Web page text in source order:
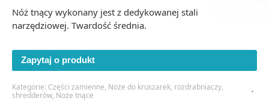
Nóż tnący wykonany jest z dedykowanej stali
narzędziowej. Twardość średnia.
Zapytaj o produkt
Kategorie: Części zamienne, Noże do kruszarek, rozdrabniaczy,
shredderów, Noże tnące